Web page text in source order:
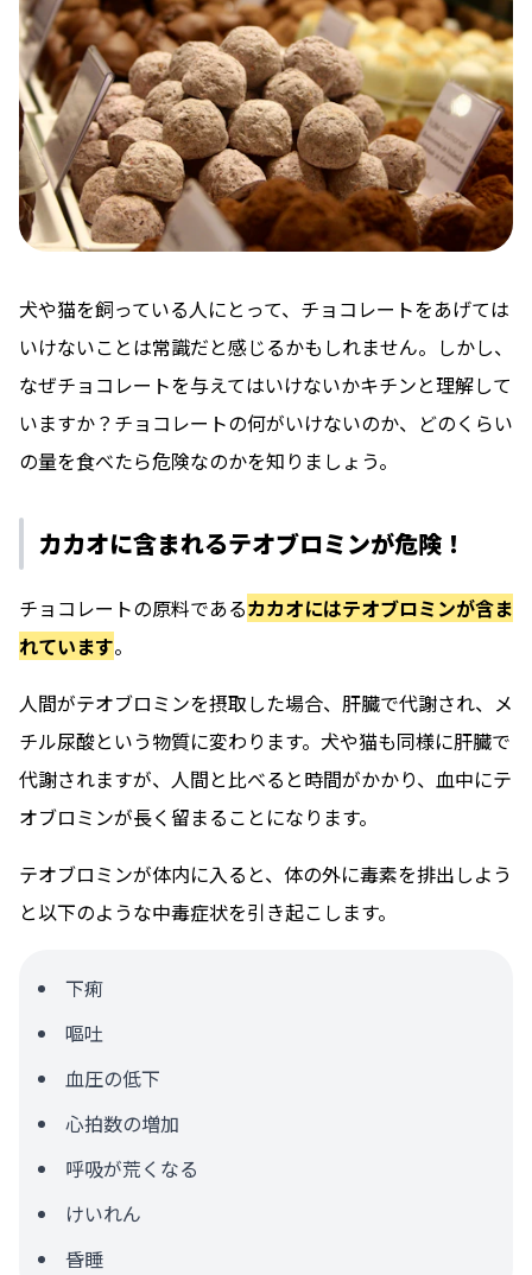
犬や猫を飼っている人にとって、チョコレートをあげては
いけないことは常識だと感じるかもしれません。しかし、
なぜチョコレートを与えてはいけないかキチンと理解して
いますか？チョコレートの何がいけないのか、どのくらい
の量を食べたら危険なのかを知りましょう。
カカオに含まれるテオブロミンが危険！
チョコレートの原料であるカカオにはテオブロミンが含ま
れています。
人間がテオブロミンを摂取した場合、肝臓で代謝され、メ
チル尿酸という物質に変わります。犬や猫も同様に肝臓で
代謝されますが、人間と比べると時間がかかり、血中にテ
オブロミンが長く留まることになります。
テオブロミンが体内に入ると、体の外に毒素を排出しよう
と以下のような中毒症状を引き起こします。
下痢
嘔吐
血圧の低下
心拍数の増加
呼吸が荒くなる
けいれん
昏睡